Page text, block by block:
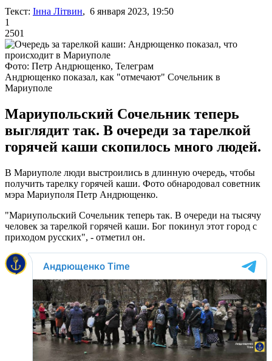
Текст: Інна Літвин, 6 января 2023, 19:50
1
2501
Фото: Петр Андрющенко, Телеграм
Андрющенко показал, как "отмечают" Сочельник в
Мариуполе
Мариупольский Сочельник теперь
выглядит так. В очереди за тарелкой
горячей каши скопилось много людей.
В Мариуполе люди выстроились в длинную очередь, чтобы
получить тарелку горячей каши. Фото обнародовал советник
мэра Мариуполя Петр Андрющенко.
"Мариупольский Сочельник теперь так. В очереди на тысячу
человек за тарелкой горячей каши. Бог покинул этот город с
приходом русских", - отметил он.